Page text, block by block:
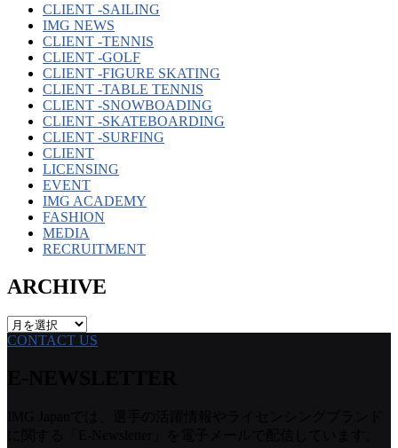
CLIENT -SAILING
IMG NEWS
CLIENT -TENNIS
CLIENT -GOLF
CLIENT -FIGURE SKATING
CLIENT -TABLE TENNIS
CLIENT -SNOWBOADING
CLIENT -SKATEBOARDING
CLIENT -SURFING
CLIENT
LICENSING
EVENT
IMG ACADEMY
FASHION
MEDIA
RECRUITMENT
ARCHIVE
ARCHIVE
CONTACT US